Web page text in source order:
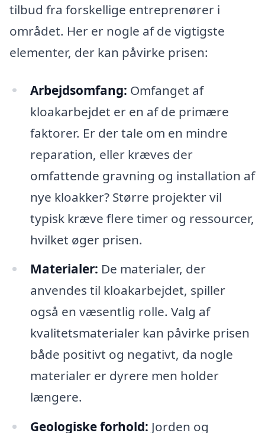
tilbud fra forskellige entreprenører i
området. Her er nogle af de vigtigste
elementer, der kan påvirke prisen:
Arbejdsomfang: Omfanget af
kloakarbejdet er en af de primære
faktorer. Er der tale om en mindre
reparation, eller kræves der
omfattende gravning og installation af
nye kloakker? Større projekter vil
typisk kræve flere timer og ressourcer,
hvilket øger prisen.
Materialer: De materialer, der
anvendes til kloakarbejdet, spiller
også en væsentlig rolle. Valg af
kvalitetsmaterialer kan påvirke prisen
både positivt og negativt, da nogle
materialer er dyrere men holder
længere.
Geologiske forhold: Jorden og